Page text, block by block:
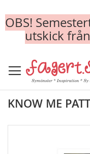
OBS!
utskick
to
Content
KNOW ME